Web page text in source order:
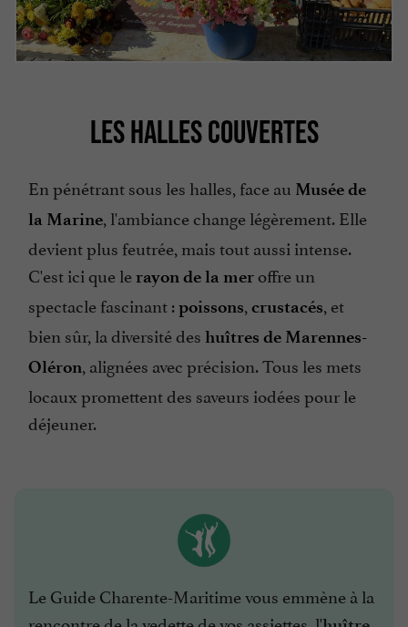
LES HALLES COUVERTES
En pénétrant sous les halles, face au Musée de
la Marine, l'ambiance change légèrement. Elle
devient plus feutrée, mais tout aussi intense.
C'est ici que le rayon de la mer offre un
spectacle fascinant :poissons, crustacés, et
bien sûr, la diversité des huîtres de Marennes-
Oléron, alignées avec précision. Tous les mets
locaux promettent des saveurs iodées pour le
déjeuner.
Le Guide Charente-Maritime vous emmène à la